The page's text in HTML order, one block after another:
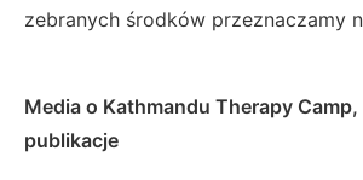
zebranych środków przeznaczamy
Media o Kathmandu Therapy Camp,
publikacje